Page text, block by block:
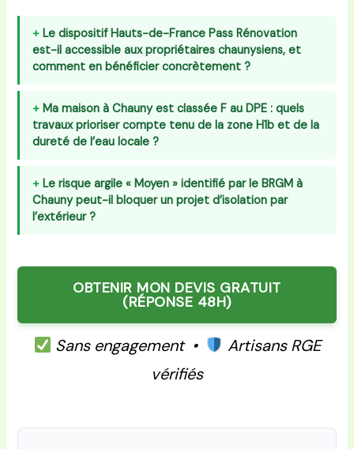
Le dispositif Hauts-de-France Pass Rénovation
est-il accessible aux propriétaires chaunysiens, et
comment en bénéficier concrètement ?
Ma maison à Chauny est classée F au DPE : quels
travaux prioriser compte tenu de la zone H1b et de la
dureté de l’eau locale ?
Le risque argile « Moyen » identifié par le BRGM à
Chauny peut-il bloquer un projet d’isolation par
l’extérieur ?
OBTENIR MON DEVIS GRATUIT
(RÉPONSE 48H)
Sans engagement •
Artisans RGE
vérifiés